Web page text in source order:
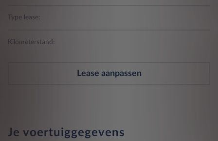
Type lease:
Kilometerstand:
Lease aanpassen
Je voertuiggegevens